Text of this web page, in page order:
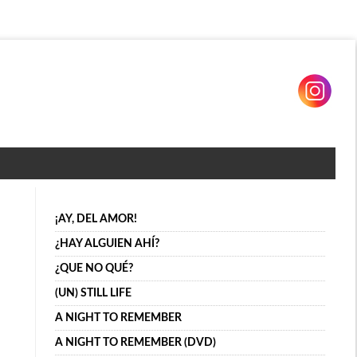
¡AY, DEL AMOR!
¿HAY ALGUIEN AHÍ?
¿QUE NO QUÉ?
(UN) STILL LIFE
A NIGHT TO REMEMBER
A NIGHT TO REMEMBER (DVD)